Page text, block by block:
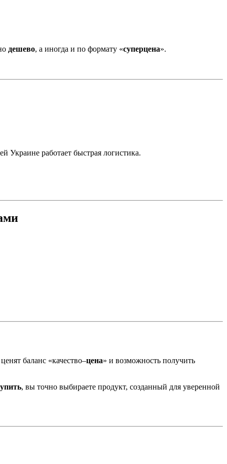
дешево, а иногда и по формату «суперцена».
Украине работает быстрая логистика.
баланс «качество–цена» и возможность получить
, вы точно выбираете продукт, созданный для уверенной